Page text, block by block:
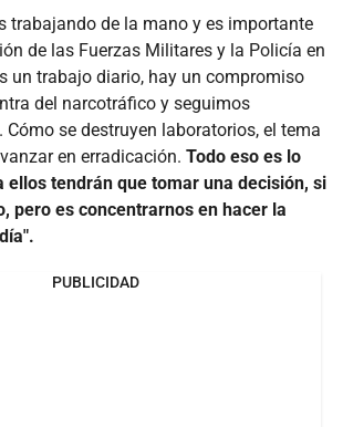
trabajando de la mano y es importante
de las Fuerzas Militares y la Policía en
un trabajo diario, hay un compromiso
del narcotráfico y seguimos
se destruyen laboratorios, el tema
en erradicación. Todo eso es lo
ellos tendrán que tomar una decisión, si
pero es concentrarnos en hacer la
PUBLICIDAD